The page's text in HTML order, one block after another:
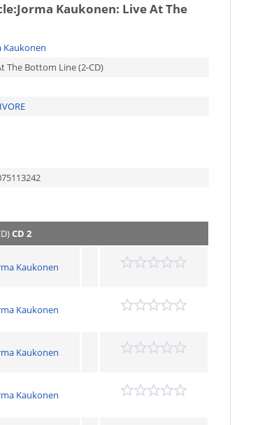
Jorma Kaukonen: Live At The
Kaukonen
The Bottom Line (2-CD)
CD 2
Kaukonen
Kaukonen
Kaukonen
Kaukonen